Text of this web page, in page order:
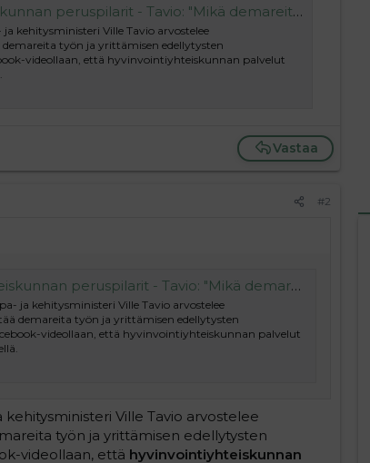
- Tavio: "Mikä demareita oikein vaivaa?" - Suomen Uutiset
kehitysministeri Ville Tavio arvostelee
työn ja yrittämisen edellytysten
videollaan, että hyvinvointiyhteiskunnan palvelut
Vastaa
#2
- Tavio: "Mikä demareita oikein vaivaa?" - Suomen Uutiset
ja kehitysministeri Ville Tavio arvostelee
demareita työn ja yrittämisen edellytysten
videollaan, että hyvinvointiyhteiskunnan palvelut
Ville Tavio arvostelee
työn ja yrittämisen edellytysten
videollaan, että hyvinvointiyhteiskunnan